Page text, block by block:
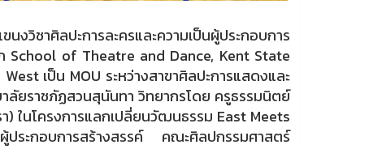
าศิลปะการละครและความเป็นผู้ประกอบการ
School of Theatre and Dance, Kent State
เป็น MOU ระหว่างสาขาศิลปะการแสดงและ
ลัยราชภัฏสวนสุนันทา วิทยากรโดย ครูธรรมนิตย์
ในโครงการแลกเปลี่ยนวัฒนธรรม East Meets
ระกอบการสร้างสรรค์ คณะศิลปกรรมศาสตร์